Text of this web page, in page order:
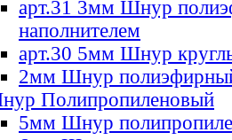
арт.31 3мм Шнур
наполнителем
арт.30 5мм Шнур
2мм Шнур
Полипропиленовый
5мм Шнур